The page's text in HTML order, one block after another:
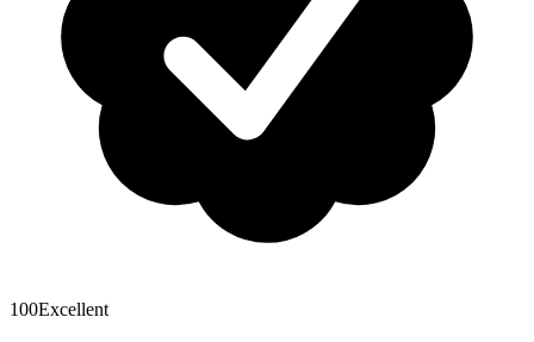
100Excellent